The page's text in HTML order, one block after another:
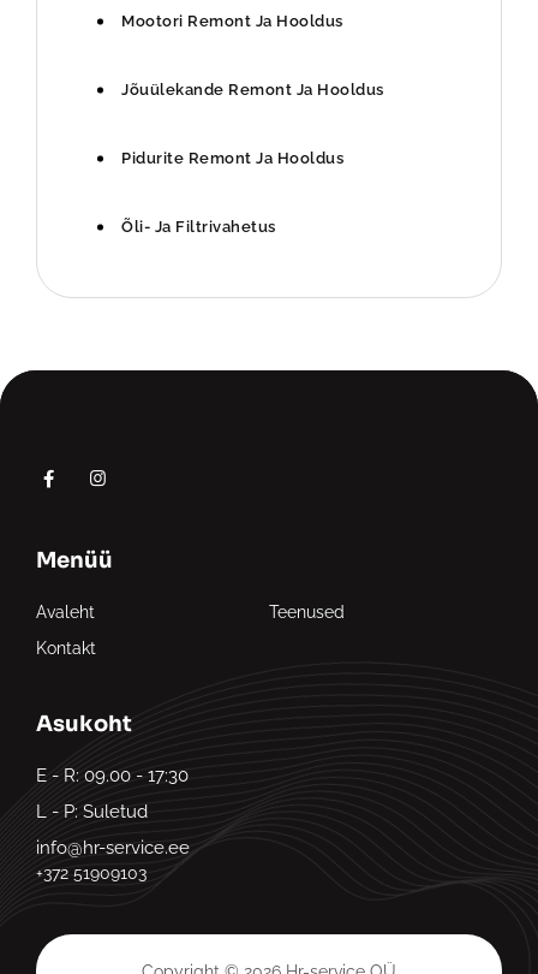
Mootori Remont Ja Hooldus
Jõuülekande Remont Ja Hooldus
Pidurite Remont Ja Hooldus
Õli- Ja Filtrivahetus
Menüü
Avaleht
Teenused
Kontakt
Asukoht
E - R: 09.00 - 17:30
L - P: Suletud
info@hr-service.ee
+372 51909103